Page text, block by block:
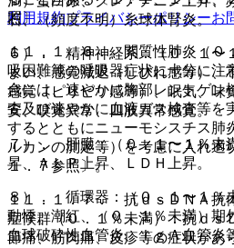
石、（頻度不明）糸球体腎炎。
６）． 精神神経系：（０．１〜
まい、感覚減退（しびれ感等）、
感覚（ピリピリ感等）、眠気、味
安、嗅覚異常、四肢異常感覚。
７）． 肝臓：（０．１〜１％未
昇、ＡＬＰ上昇、ＬＤＨ上昇。
８）． 循環器：（０．１〜１％
動悸、潮紅、（０．１％未満）期
血球破砕性血管炎、ＩｇＡ血管炎
照〕。
１１．１．６． 間質性肺炎（０
吸困難等の呼吸器症状に十分に注
合には、速やかに胸部レントゲン
査及び速やかに血液ガス検査等を
するとともにニューモシスチス肺
ルカンの測定等）を考慮に入れ適
１．７参照〕。
１１．１．７． 抗ｄｓＤＮＡ抗
症候群（０．１％未満）：抗ｄｓ
節痛、筋肉痛、皮疹等の症状があ
利用規約プライバシーポリシーお